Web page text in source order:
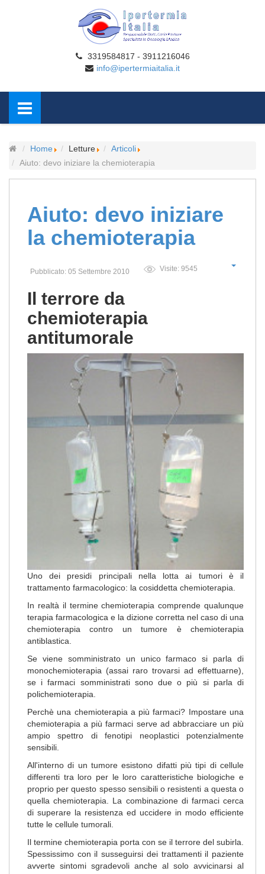
3319584817 - 3911216046
info@ipertermiaitalia.it
Home Letture
Articoli
Aiuto: devo iniziare la chemioterapia
Aiuto: devo iniziare
la chemioterapia
Pubblicato: 05 Settembre 2010 Visite: 9545
Il terrore da
chemioterapia
antitumorale
Uno dei presidi principali nella lotta ai tumori è il
trattamento farmacologico: la cosiddetta chemioterapia.
In realtà il termine chemioterapia comprende qualunque
terapia farmacologica e la dizione corretta nel caso di una
chemioterapia contro un tumore è chemioterapia
antiblastica.
Se viene somministrato un unico farmaco si parla di
monochemioterapia (assai raro trovarsi ad effettuarne),
se i farmaci somministrati sono due o più si parla di
polichemioterapia.
Perchè una chemioterapia a più farmaci? Impostare una
chemioterapia a più farmaci serve ad abbracciare un più
ampio spettro di fenotipi neoplastici potenzialmente
sensibili.
All'interno di un tumore esistono difatti più tipi di cellule
differenti tra loro per le loro caratteristiche biologiche e
proprio per questo spesso sensibili o resistenti a questa o
quella chemioterapia. La combinazione di farmaci cerca
di superare la resistenza ed uccidere in modo efficiente
tutte le cellule tumorali.
Il termine chemioterapia porta con se il terrore del subirla.
Spessissimo con il susseguirsi dei trattamenti il paziente
avverte sintomi sgradevoli anche al solo avvicinarsi al